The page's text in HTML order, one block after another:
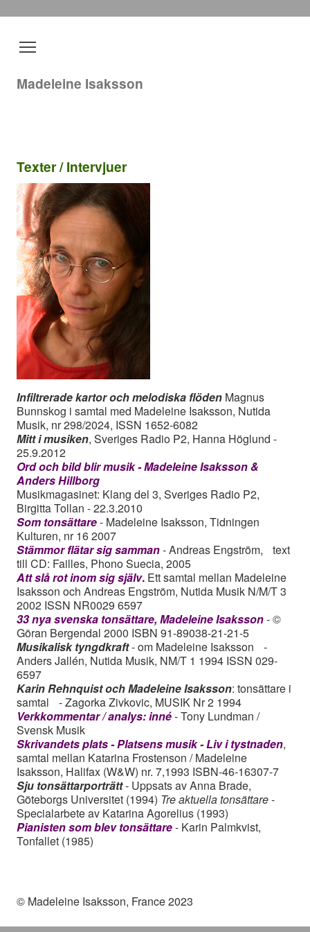
Madeleine Isaksson
Texter / Intervjuer
Infiltrerade kartor och melodiska flöden Magnus
Bunnskog i samtal med Madeleine Isaksson, Nutida
Musik, nr 298/2024, ISSN 1652-6082
Mitt i musiken, Sveriges Radio P2, Hanna Höglund -
25.9.2012
Ord och bild blir musik - Madeleine Isaksson &
Anders Hillborg
Musikmagasinet: Klang del 3, Sveriges Radio P2,
Birgitta Tollan - 22.3.2010
Som tonsättare- Madeleine Isaksson, Tidningen
Kulturen, nr 16 2007
Stämmor flätar sig samman- Andreas Engström, text
till CD: Failles, Phono Suecia, 2005
Att slå rot inom sig själv. Ett samtal mellan Madeleine
Isaksson och Andreas Engström, Nutida Musik N/M/T 3
2002 ISSN NR0029 6597
33 nya svenska tonsättare, Madeleine Isaksson- ©
Göran Bergendal 2000 ISBN 91-89038-21-21-5
Musikalisk tyngdkraft- om Madeleine Isaksson -
Anders Jallén, Nutida Musik, NM/T 1 1994 ISSN 029-
6597
Karin Rehnquist och Madeleine Isaksson: tonsättare i
samtal - Zagorka Zivkovic, MUSIK Nr 2 1994
Verkkommentar / analys: inné- Tony Lundman /
Svensk Musik
Skrivandets plats - Platsens musik - Liv i tystnaden,
samtal mellan Katarina Frostenson / Madeleine
Isaksson, Halifax (W&W) nr. 7,1993 ISBN-46-16307-7
Sju tonsättarporträtt- Uppsats av Anna Brade,
Göteborgs Universitet (1994) Tre aktuella tonsättare-
Specialarbete av Katarina Agorelius (1993)
Pianisten som blev tonsättare- Karin Palmkvist,
Tonfallet (1985)
© Madeleine Isaksson, France 2023